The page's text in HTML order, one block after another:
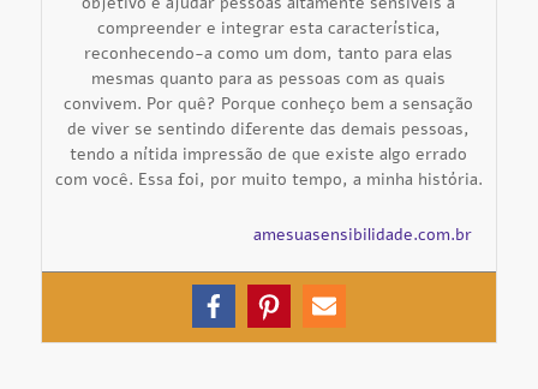
compreender e integrar esta característica,
reconhecendo-a como um dom, tanto para elas
mesmas quanto para as pessoas com as quais
convivem. Por quê? Porque conheço bem a sensação
de viver se sentindo diferente das demais pessoas,
tendo a nítida impressão de que existe algo errado
com você. Essa foi, por muito tempo, a minha história.
amesuasensibilidade.com.br